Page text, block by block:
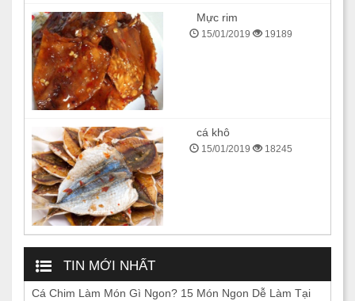
Mực rim
15/01/2019 19189
cá khô
15/01/2019 18245
TIN MỚI NHẤT
Cá Chim Làm Món Gì Ngon? 15 Món Ngon Dễ Làm Tại